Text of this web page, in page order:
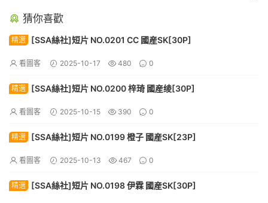
猜你喜歡
精選 [SSA絲社]短片 NO.0201 CC 國産SK[30P]
看圖客 2025-10-17 480 0
精選 [SSA絲社]短片 NO.0200 梓琦 國産绫[30P]
看圖客 2025-10-15 390 0
精選 [SSA絲社]短片 NO.0199 橙子 國産SK[23P]
看圖客 2025-10-13 467 0
精選 [SSA絲社]短片 NO.0198 伊霖 國産SK[30P]